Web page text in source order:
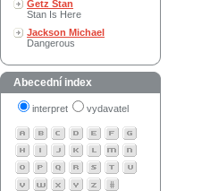
Getz Stan
Stan Is Here
Jackson Michael
Dangerous
Abecední index
interpret vydavatel